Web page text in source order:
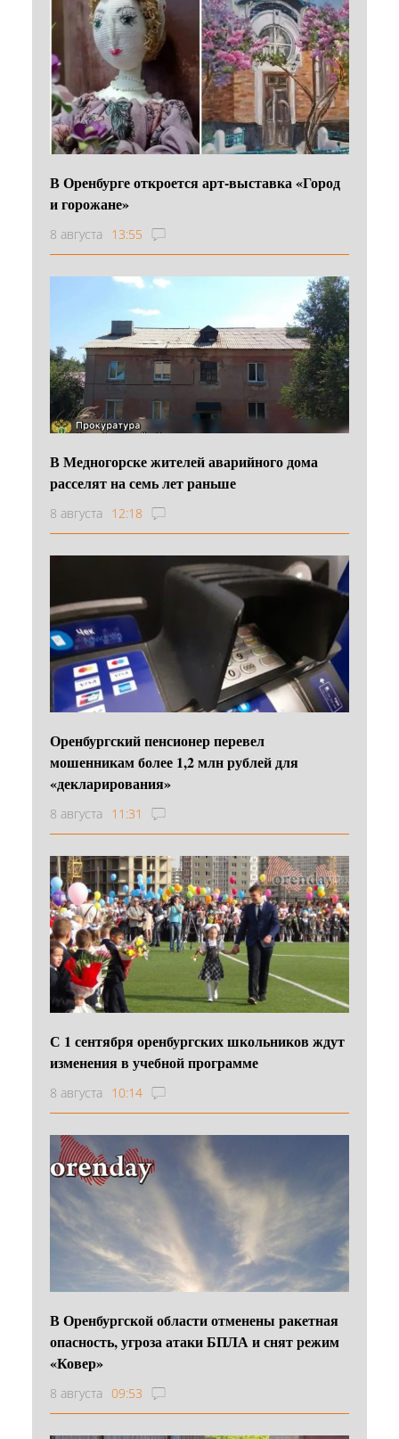
В Оренбурге откроется арт-выставка «Город
и горожане»
8 августа 13:55
В Медногорске жителей аварийного дома
расселят на семь лет раньше
8 августа 12:18
Оренбургский пенсионер перевел
мошенникам более 1,2 млн рублей для
«декларирования»
8 августа 11:31
С 1 сентября оренбургских школьников ждут
изменения в учебной программе
8 августа 10:14
В Оренбургской области отменены ракетная
опасность, угроза атаки БПЛА и снят режим
«Ковер»
8 августа 09:53